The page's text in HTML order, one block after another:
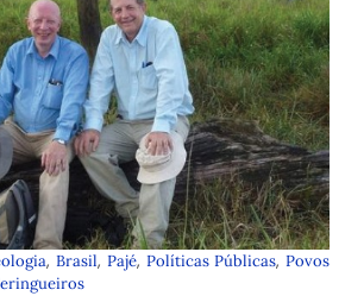
,Brasil, Pajé, Políticas Públicas,Povos